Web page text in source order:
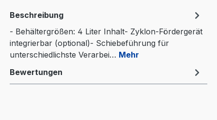
Beschreibung
- Behältergrößen: 4 Liter Inhalt- Zyklon-Fördergerät
integrierbar (optional)- Schiebeführung für
unterschiedlichste Verarbei… Mehr
Bewertungen